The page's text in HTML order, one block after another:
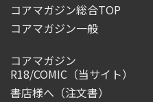
コアマガジン総合TOP
コアマガジン一般
コアマガジン
R18/COMIC （当サイト）
書店様へ（注文書）